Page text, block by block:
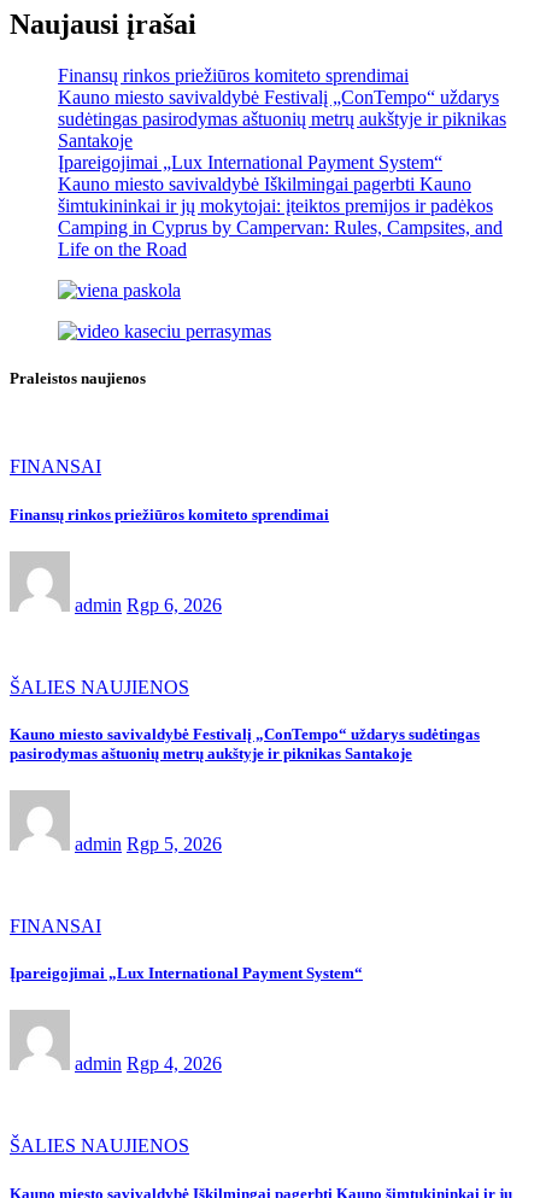
Naujausi įrašai
Finansų rinkos priežiūros komiteto sprendimai
Kauno miesto savivaldybė Festivalį „ConTempo“ uždarys
sudėtingas pasirodymas aštuonių metrų aukštyje ir piknikas
Santakoje
Įpareigojimai „Lux International Payment System“
Kauno miesto savivaldybė Iškilmingai pagerbti Kauno
šimtukininkai ir jų mokytojai: įteiktos premijos ir padėkos
Camping in Cyprus by Campervan: Rules, Campsites, and
Life on the Road
Praleistos naujienos
FINANSAI
Finansų rinkos priežiūros komiteto sprendimai
admin Rgp 6, 2026
ŠALIES NAUJIENOS
Kauno miesto savivaldybė Festivalį „ConTempo“ uždarys sudėtingas
pasirodymas aštuonių metrų aukštyje ir piknikas Santakoje
admin Rgp 5, 2026
FINANSAI
Įpareigojimai „Lux International Payment System“
admin Rgp 4, 2026
ŠALIES NAUJIENOS
Kauno miesto savivaldybė Iškilmingai pagerbti Kauno šimtukininkai ir jų